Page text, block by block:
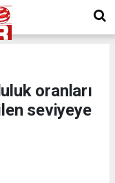
oranları
seviyeye